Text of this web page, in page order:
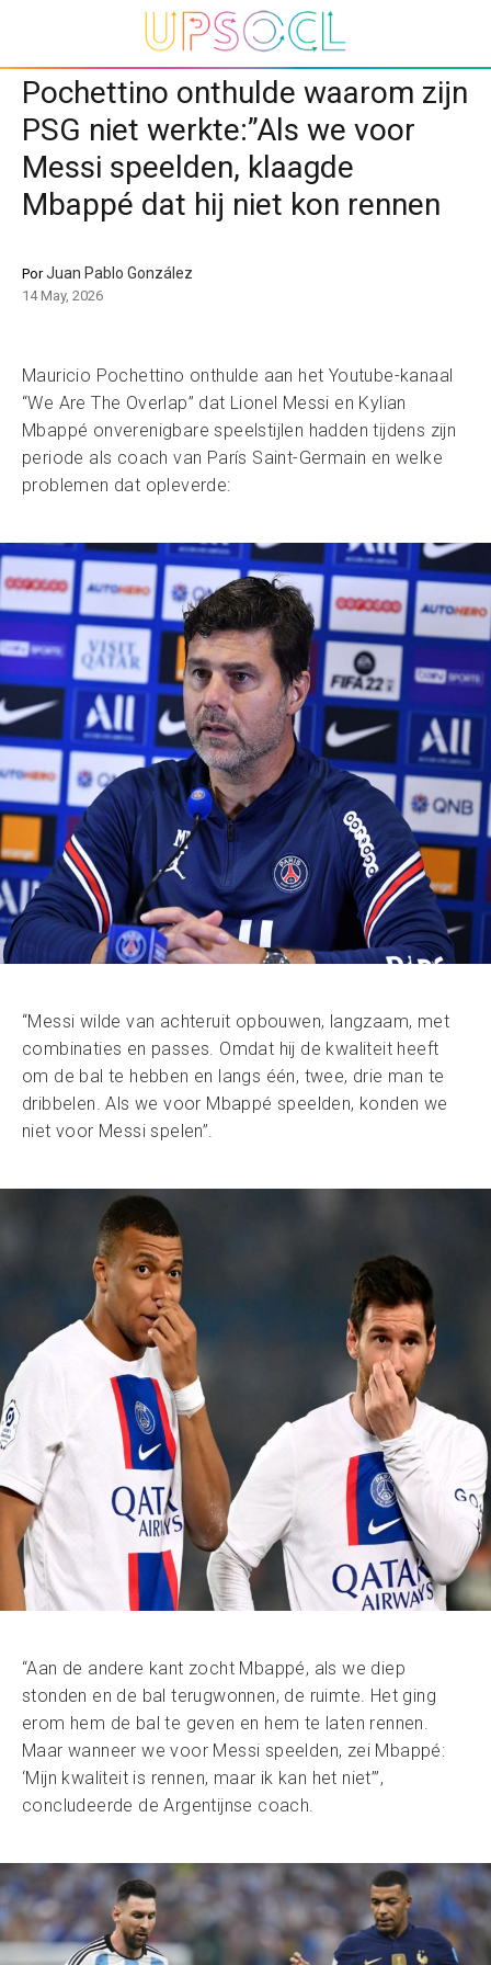
Pochettino onthulde waarom zijn
PSG niet werkte:”Als we voor
Messi speelden, klaagde
Mbappé dat hij niet kon rennen
PorJuan Pablo González
14 May, 2026
Mauricio Pochettino onthulde aan het Youtube-kanaal
“We Are The Overlap” dat Lionel Messi en Kylian
Mbappé onverenigbare speelstijlen hadden tijdens zijn
periode als coach van París Saint-Germain en welke
problemen dat opleverde:
“Messi wilde van achteruit opbouwen, langzaam, met
combinaties en passes. Omdat hij de kwaliteit heeft
om de bal te hebben en langs één, twee, drie man te
dribbelen. Als we voor Mbappé speelden, konden we
niet voor Messi spelen”.
“Aan de andere kant zocht Mbappé, als we diep
stonden en de bal terugwonnen, de ruimte. Het ging
erom hem de bal te geven en hem te laten rennen.
Maar wanneer we voor Messi speelden, zei Mbappé:
‘Mijn kwaliteit is rennen, maar ik kan het niet’”,
concludeerde de Argentijnse coach.